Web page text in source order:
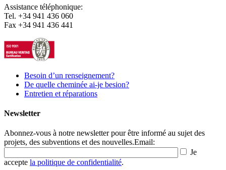
Assistance téléphonique:
Tel. +34 941 436 060
Fax +34 941 436 441
Besoin d’un renseignement?
De quelle cheminée ai-je besion?
Entretien et réparations
Newsletter
Abonnez-vous à notre newsletter pour être informé au sujet des
projets, des subventions et des nouvelles.Email:
Je
accepte la politique de confidentialité.